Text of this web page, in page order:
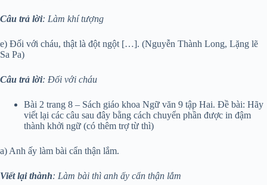
Câu trả lời: Làm khí tượng
e) Đối với cháu, thật là đột ngột […]. (Nguyễn Thành Long, Lặng lẽ
Sa Pa)
Câu trả lời: Đối với cháu
Bài 2 trang 8 – Sách giáo khoa Ngữ văn 9 tập Hai. Đề bài: Hãy
viết lại các câu sau đây bằng cách chuyển phần được in đậm
thành khởi ngữ (có thêm trợ từ thì)
a) Anh ấy làm bài cẩn thận lắm.
Viết lại thành: Làm bài thì anh ấy cẩn thận lắm